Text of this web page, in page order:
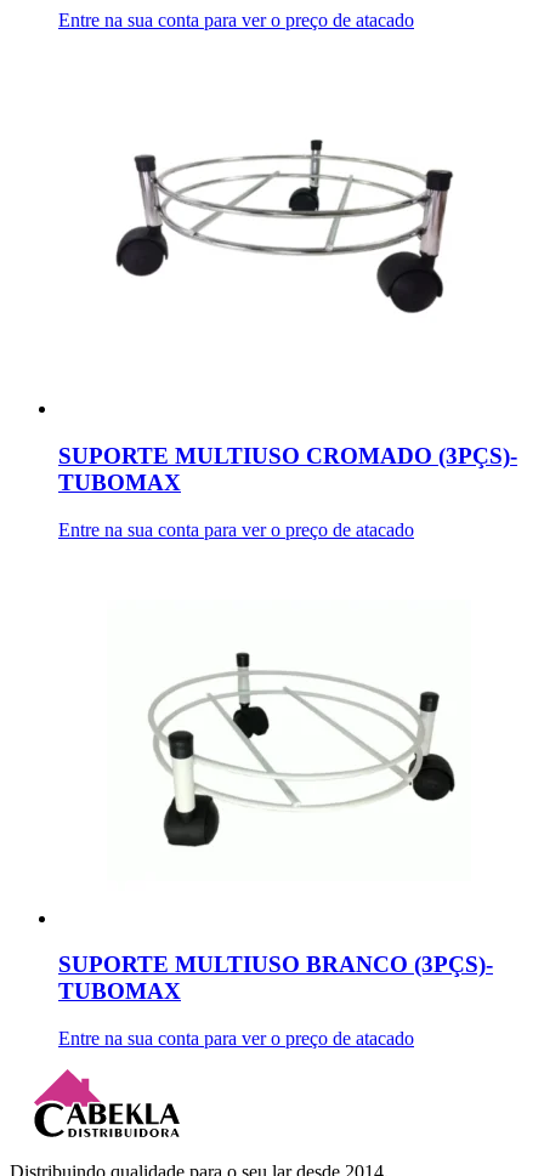
Entre na sua conta para ver o preço de atacado
SUPORTE MULTIUSO CROMADO (3PÇS)-
TUBOMAX
Entre na sua conta para ver o preço de atacado
SUPORTE MULTIUSO BRANCO (3PÇS)-
TUBOMAX
Entre na sua conta para ver o preço de atacado
Distribuindo qualidade para o seu lar desde 2014.